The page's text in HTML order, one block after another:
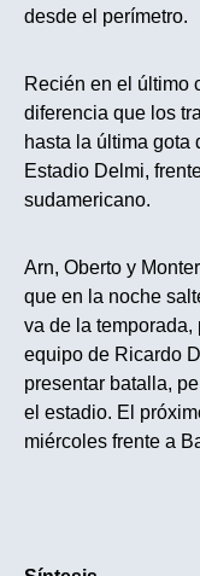
desde el perímetro.
Recién en el último
diferencia que los
hasta la última gota
Estadio Delmi,
sudamericano.
Arn, Oberto y
que en la noche
va de la temporada,
equipo de Ricardo
presentar batalla,
el estadio. El
miércoles frente a